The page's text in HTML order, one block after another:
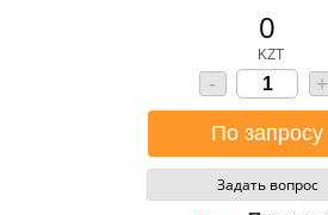
0
KZT
- +
Задать вопрос